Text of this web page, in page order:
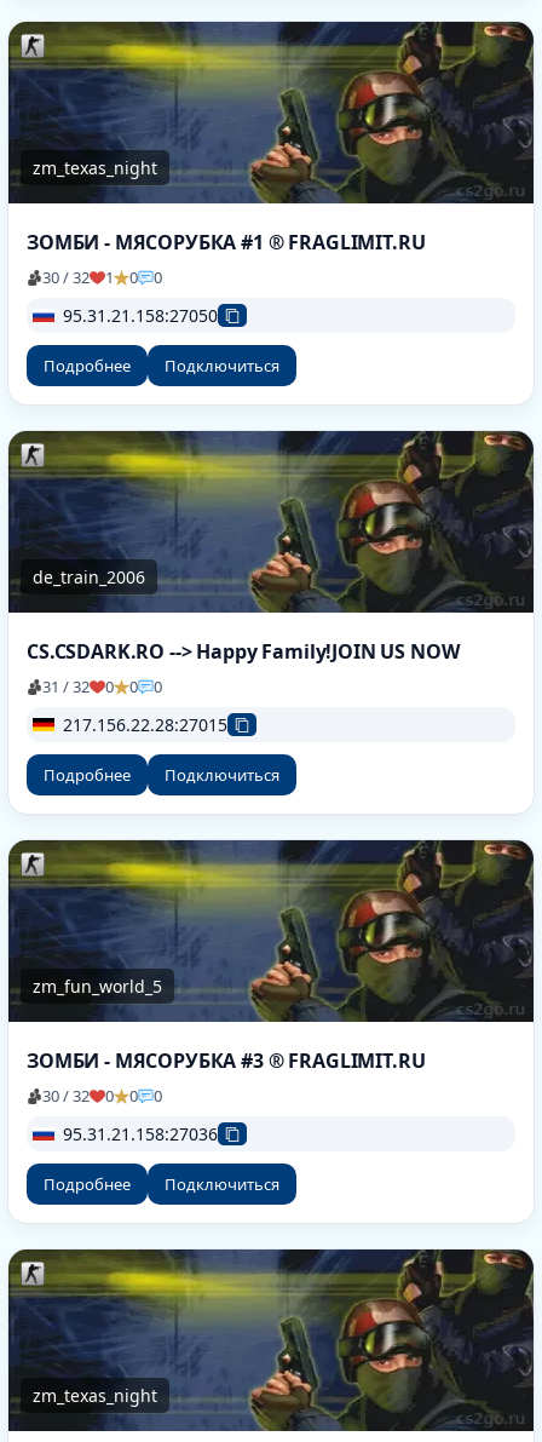
zm_texas_night
ЗОМБИ - МЯСОРУБКА #1 ® FRAGLIMIT.RU
30 / 32 1 0 0
95.31.21.158:27050
Подробнее Подключиться
de_train_2006
CS.CSDARK.RO --> Happy Family!JOIN US NOW
31 / 32 0 0 0
217.156.22.28:27015
Подробнее Подключиться
zm_fun_world_5
ЗОМБИ - МЯСОРУБКА #3 ® FRAGLIMIT.RU
30 / 32 0 0 0
95.31.21.158:27036
Подробнее Подключиться
zm_texas_night